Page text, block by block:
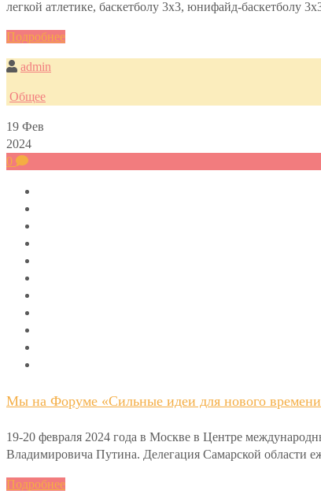
легкой атлетике, баскетболу 3х3, юнифайд-баскетболу
Подробнее
admin
Общее
19 Фев
2024
0
Мы на Форуме «Сильные идеи для нового
19-20 февраля 2024 года в Москве в Центре
Владимировича Путина. Делегация Самарской области
Подробнее